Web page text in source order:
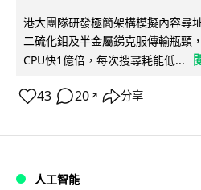
港大團隊研發極簡架構模擬內容尋
二硫化鉬及半金屬銻克服傳輸瓶頸
CPU快1億倍，每次搜尋耗能低...
43 20 ↗ 分享
人工智能